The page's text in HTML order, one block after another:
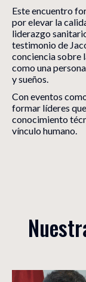
Este encuentro
por elevar la
liderazgo
testimonio de
conciencia sobre
como una
y sueños.
Con eventos
formar líderes
conocimiento
vínculo humano.